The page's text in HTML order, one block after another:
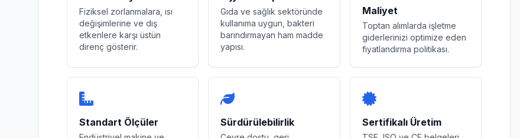
Fiziksel zorlanmalara, ısı
değişimlerine ve dış
etkenlere karşı üstün
direnç gösterir.
Gıda ve sağlık sektöründe
kullanıma uygun, bakteri
barındırmayan ham madde
yapısı.
Maliyet
Toptan alımlarda işletme
giderlerinizi optimize eden
fiyatlandırma politikası.
Standart Ölçüler Sürdürülebilirlik Sertifikalı Üretim